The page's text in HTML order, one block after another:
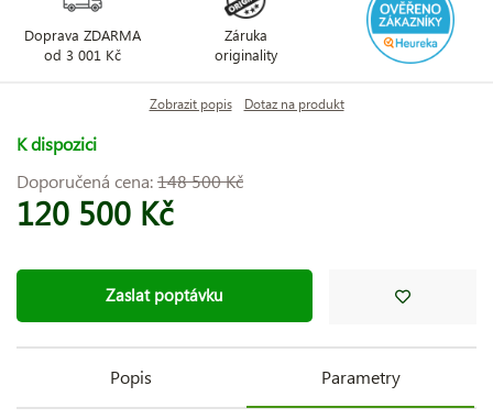
Doprava ZDARMA
od 3 001 Kč
Záruka
originality
Zobrazit popis Dotaz na produkt
K dispozici
Doporučená cena:148 500 Kč
120 500 Kč
Zaslat poptávku
Popis Parametry